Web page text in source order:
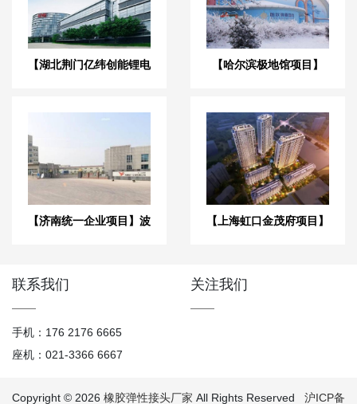
【湖北荆门亿纬创能锂电
【哈尔滨极地馆项目】
【济南统一企业项目】波
【上海虹口金茂府项目】
联系我们
手机：176 2176 6665
座机：021-3366 6667
关注我们
Copyright © 2026 橡胶弹性接头厂家 All Rights Reserved 沪ICP备